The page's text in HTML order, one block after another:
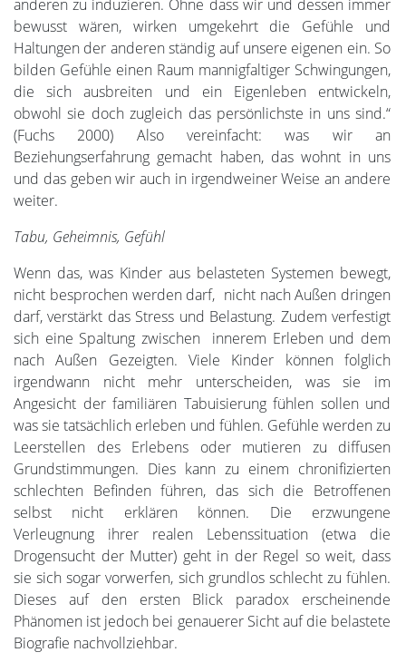
anderen zu induzieren. Ohne dass wir und dessen immer
bewusst wären, wirken umgekehrt die Gefühle und
Haltungen der anderen ständig auf unsere eigenen ein. So
bilden Gefühle einen Raum mannigfaltiger Schwingungen,
die sich ausbreiten und ein Eigenleben entwickeln,
obwohl sie doch zugleich das persönlichste in uns sind.“
(Fuchs 2000) Also vereinfacht: was wir an
Beziehungserfahrung gemacht haben, das wohnt in uns
und das geben wir auch in irgendweiner Weise an andere
weiter.
Tabu, Geheimnis, Gefühl
Wenn das, was Kinder aus belasteten Systemen bewegt,
nicht besprochen werden darf, nicht nach Außen dringen
darf, verstärkt das Stress und Belastung. Zudem verfestigt
sich eine Spaltung zwischen innerem Erleben und dem
nach Außen Gezeigten. Viele Kinder können folglich
irgendwann nicht mehr unterscheiden, was sie im
Angesicht der familiären Tabuisierung fühlen sollen und
was sie tatsächlich erleben und fühlen. Gefühle werden zu
Leerstellen des Erlebens oder mutieren zu diffusen
Grundstimmungen. Dies kann zu einem chronifizierten
schlechten Befinden führen, das sich die Betroffenen
selbst nicht erklären können. Die erzwungene
Verleugnung ihrer realen Lebenssituation (etwa die
Drogensucht der Mutter) geht in der Regel so weit, dass
sie sich sogar vorwerfen, sich grundlos schlecht zu fühlen.
Dieses auf den ersten Blick paradox erscheinende
Phänomen ist jedoch bei genauerer Sicht auf die belastete
Biografie nachvollziehbar.